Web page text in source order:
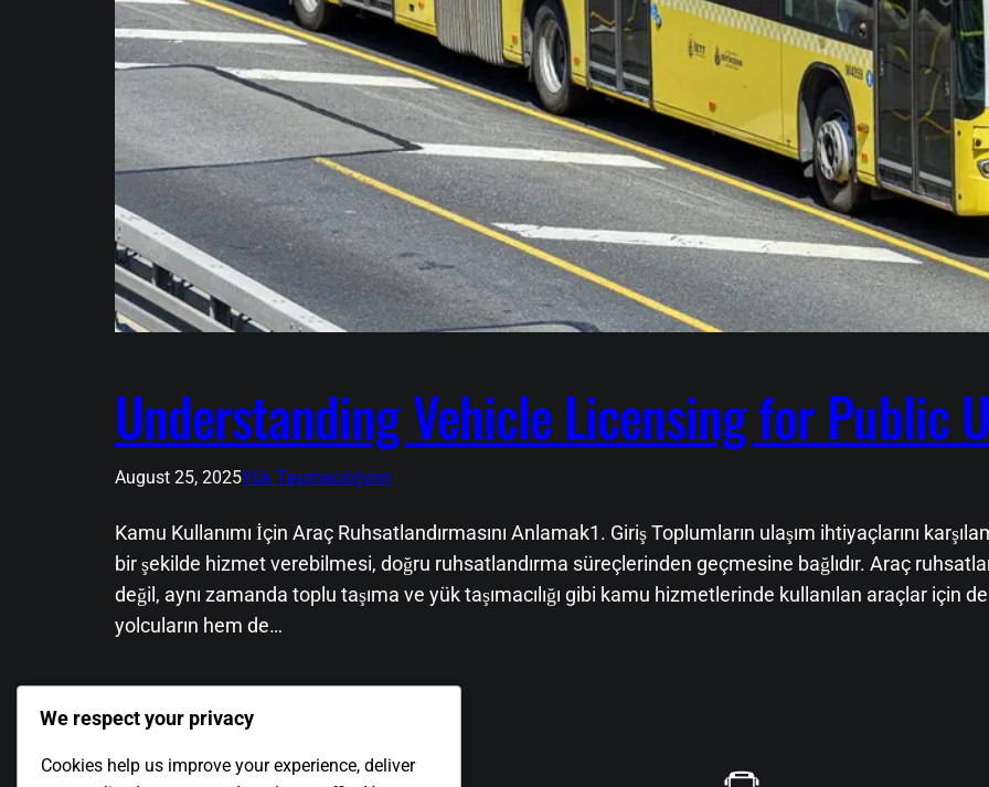
Understanding Vehicle Licensing for Public
August 25, 2025Yük Taşımacılığının
Kamu Kullanımı İçin Araç Ruhsatlandırmasını Anlamak1. Giriş Toplumların ulaşım ihtiyaçlarını
bir şekilde hizmet verebilmesi, doğru ruhsatlandırma süreçlerinden geçmesine bağlıdır. Araç
değil, aynı zamanda toplu taşıma ve yük taşımacılığı gibi kamu hizmetlerinde kullanılan araçlar için
yolcuların hem de…
We respect your privacy
Cookies help us improve your experience, deliver